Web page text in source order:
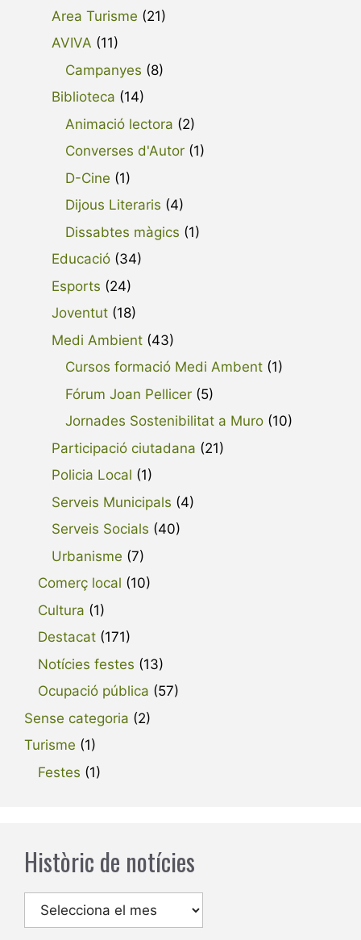
Area Turisme (21)
AVIVA (11)
Campanyes (8)
Biblioteca (14)
Animació lectora (2)
Converses d'Autor (1)
D-Cine (1)
Dijous Literaris (4)
Dissabtes màgics (1)
Educació (34)
Esports (24)
Joventut (18)
Medi Ambient (43)
Cursos formació Medi Ambent (1)
Fórum Joan Pellicer (5)
Jornades Sostenibilitat a Muro (10)
Participació ciutadana (21)
Policia Local (1)
Serveis Municipals (4)
Serveis Socials (40)
Urbanisme (7)
Comerç local (10)
Cultura (1)
Destacat (171)
Notícies festes (13)
Ocupació pública (57)
Sense categoria (2)
Turisme (1)
Festes (1)
Històric de notícies
Arxius